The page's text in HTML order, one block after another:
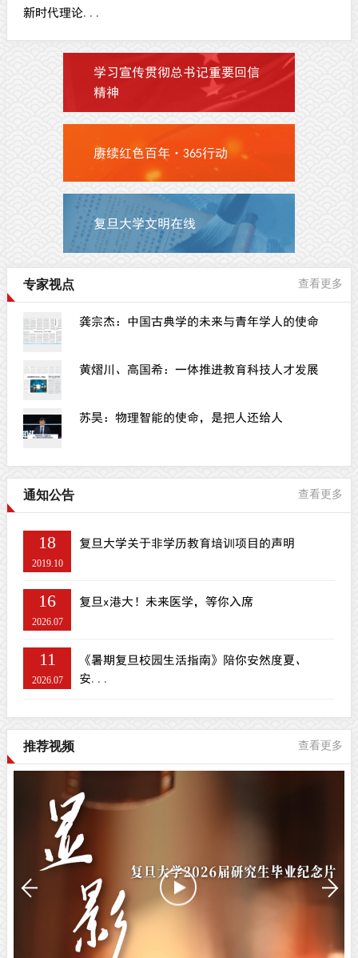
新时代理论...
学习宣传贯彻总书记重要回信
精神
赓续红色百年·365行动
复旦大学文明在线
专家视点 查看更多
龚宗杰：中国古典学的未来与青年学人的使命
黄熠川、高国希：一体推进教育科技人才发展
苏昊：物理智能的使命，是把人还给人
通知公告 查看更多
18
2019.10
复旦大学关于非学历教育培训项目的声明
16
2026.07
复旦x港大！未来医学，等你入席
11
2026.07
《暑期复旦校园生活指南》陪你安然度夏、
安...
推荐视频 查看更多